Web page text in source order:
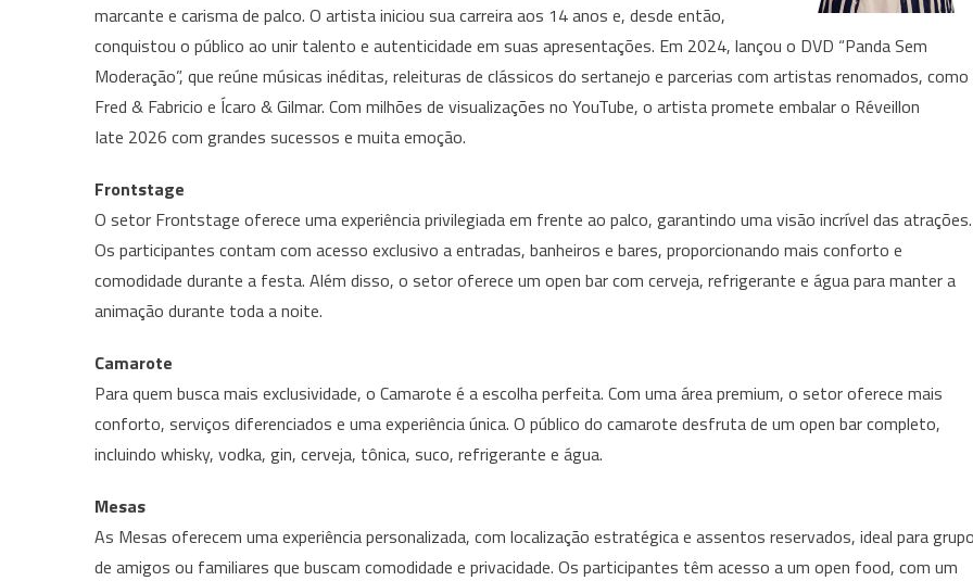
marcante e carisma de palco. O artista iniciou sua carreira aos 14 anos e, desde então,
conquistou o público ao unir talento e autenticidade em suas apresentações. Em 2024, lançou o DVD “Panda Sem
Moderação”, que reúne músicas inéditas, releituras de clássicos do sertanejo e parcerias com artistas renomados, como
Fred & Fabricio e Ícaro & Gilmar. Com milhões de visualizações no YouTube, o artista promete embalar o Réveillon
Iate 2026 com grandes sucessos e muita emoção.
Frontstage
O setor Frontstage oferece uma experiência privilegiada em frente ao palco, garantindo uma visão incrível das atrações.
Os participantes contam com acesso exclusivo a entradas, banheiros e bares, proporcionando mais conforto e
comodidade durante a festa. Além disso, o setor oferece um open bar com cerveja, refrigerante e água para manter a
animação durante toda a noite.
Camarote
Para quem busca mais exclusividade, o Camarote é a escolha perfeita. Com uma área premium, o setor oferece mais
conforto, serviços diferenciados e uma experiência única. O público do camarote desfruta de um open bar completo,
incluindo whisky, vodka, gin, cerveja, tônica, suco, refrigerante e água.
Mesas
As Mesas oferecem uma experiência personalizada, com localização estratégica e assentos reservados, ideal para
de amigos ou familiares que buscam comodidade e privacidade. Os participantes têm acesso a um open food, com um